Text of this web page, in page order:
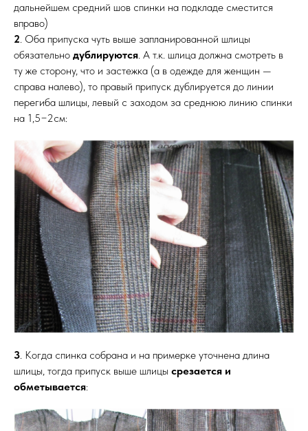
дальнейшем средний шов спинки на подкладе сместится
вправо)
2. Оба припуска чуть выше запланированной шлицы
обязательно дублируются. А т.к. шлица должна смотреть в
ту же сторону, что и застежка (а в одежде для женщин —
справа налево), то правый припуск дублируется до линии
перегиба шлицы, левый с заходом за среднюю линию спинки
на 1,5−2см:
3. Когда спинка собрана и на примерке уточнена длина
шлицы, тогда припуск выше шлицы срезается и
обметывается: